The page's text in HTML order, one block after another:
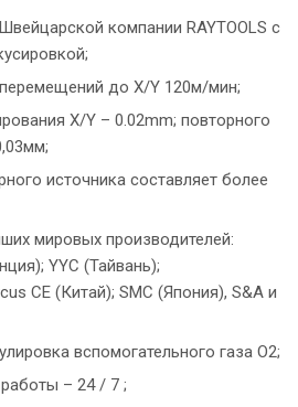
компании RAYTOOLS с
до X/Y 120м/мин;
X/Y – 0.02mm; повторного
источника составляет более
мировых производителей:
YYC (Тайвань);
СЕ (Китай); SMC (Япония), S&A и
вспомогательного газа О2;
– 24 / 7 ;